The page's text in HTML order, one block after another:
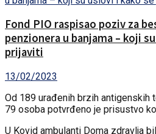
Fond PIO raspisao poziv za
penzionera u banjama – koji
prijaviti
13/02/2023
Od 189 urađenih brzih antigenskih
79 osoba potvrđeno je prisustvo
U Kovid ambulanti Doma zdravlja